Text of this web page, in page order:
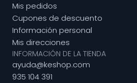
Mis pedidos
Cupones de descuento
Información personal
Mis direcciones
INFORMACIÓN DE LA TIENDA
ayuda@keshop.com
935 104 391